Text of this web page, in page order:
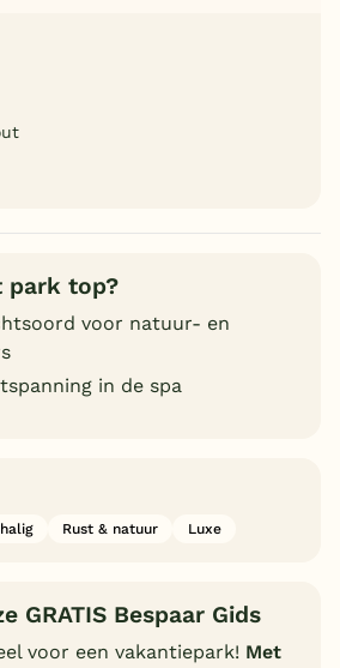
park top?
voor natuur- en
in de spa
Rust & natuur Luxe
GRATIS Bespaar Gids
voor een vakantiepark! Met